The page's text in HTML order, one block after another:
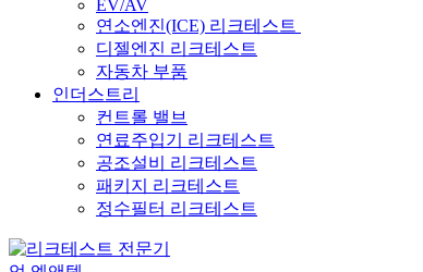
EV/AV
연소엔진(ICE) 리크테스트
디젤엔진 리크테스트
자동차 부품
인더스트리
컨트롤 밸브
연료주입기 리크테스트
공조설비 리크테스트
패키지 리크테스트
정수필터 리크테스트